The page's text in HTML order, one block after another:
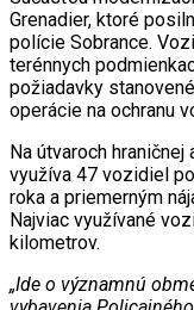
Grenadier, ktoré
polície Sobrance.
terénnych
požiadavky
operácie na ochranu
Na útvaroch
využíva 47 vozidiel
roka a priemerným
Najviac využívané
kilometrov.
„Ide o významnú